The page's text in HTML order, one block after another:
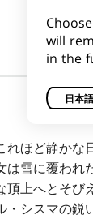
ほど静かな
雪に覆われ
上へとそび
シスマの鋭
will
in the
日本語